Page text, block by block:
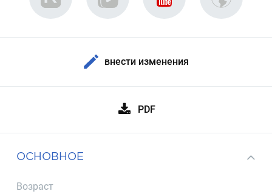
внести изменения
PDF
ОСНОВНОЕ
Возраст